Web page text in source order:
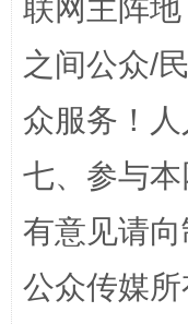
联网主阵
之间公众/
众服务！人
七、参与
有意见请
公众传媒